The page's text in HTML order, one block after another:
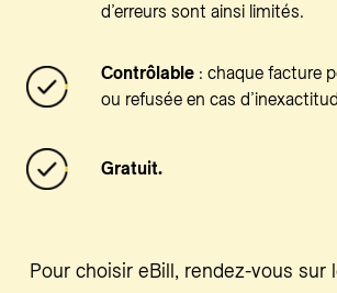
d’erreurs sont ainsi limités.
Contrôlable : chaque facture
ou refusée en cas
Gratuit.
Pour choisir eBill, rendez-vous sur